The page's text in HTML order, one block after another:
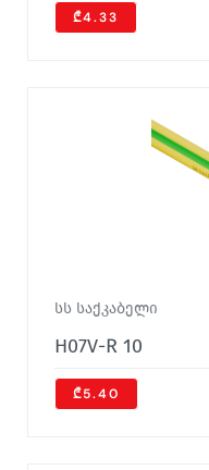
₾4.33
სს საქკაბელი
H07V-R 10
₾5.40